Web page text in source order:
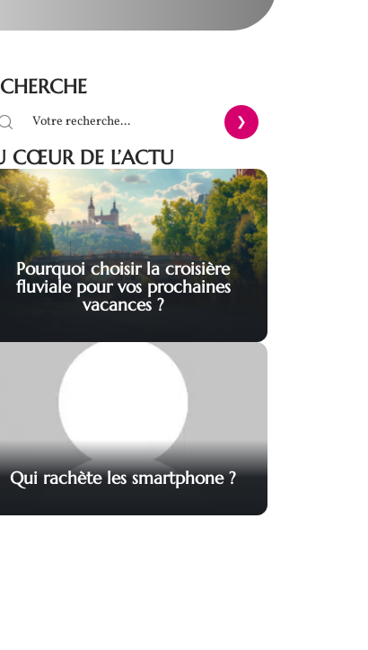
CŒUR DE L’ACTU
Pourquoi choisir la croisière
fluviale pour vos prochaines
vacances ?
Qui rachète les smartphone ?